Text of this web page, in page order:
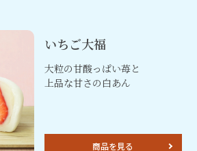
いちご大福
大粒の甘酸っぱい苺と
上品な甘さの白あん
商品を見る